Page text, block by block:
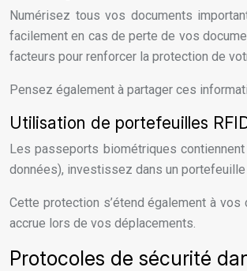
Numérisez tous vos documents
facilement en cas de perte de vos
facteurs pour renforcer la protection de
Pensez également à partager ces
Utilisation de portefeuilles
Les passeports biométriques
données), investissez dans un
Cette protection s’étend également à
accrue lors de vos déplacements.
Protocoles de sécurité